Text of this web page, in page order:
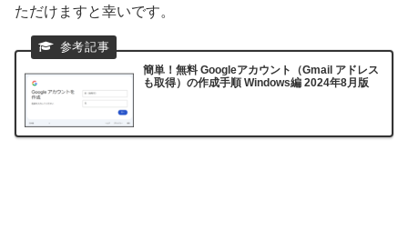
ただけますと幸いです。
簡単！無料 Googleアカウント（Gmail アドレス
も取得）の作成手順 Windows編 2024年8月版